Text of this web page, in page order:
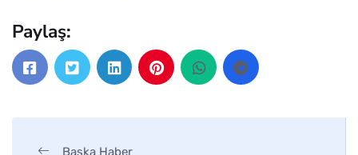
Paylaş:
Başka Haber